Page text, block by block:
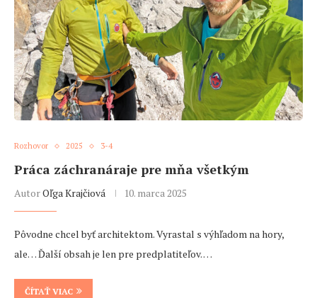
Rozhovor 2025 3-4
Práca záchranáraje pre mňa všetkým
AutorOľga Krajčiová 10. marca 2025
Pôvodne chcel byť architektom. Vyrastal s výhľadom na hory,
ale… Ďalší obsah je len pre predplatiteľov. …
ČÍTAŤ VIAC